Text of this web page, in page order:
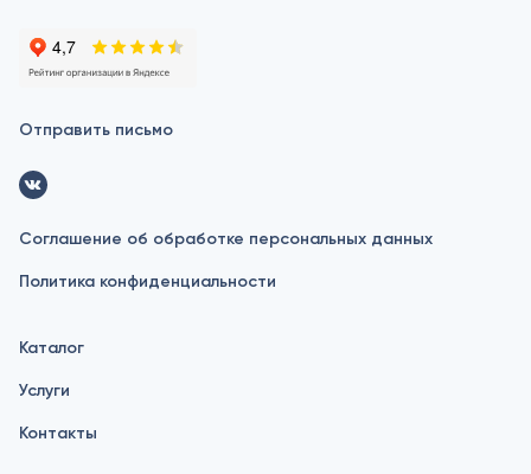
Отправить письмо
Соглашение об обработке персональных данных
Политика конфиденциальности
Каталог
Услуги
Контакты